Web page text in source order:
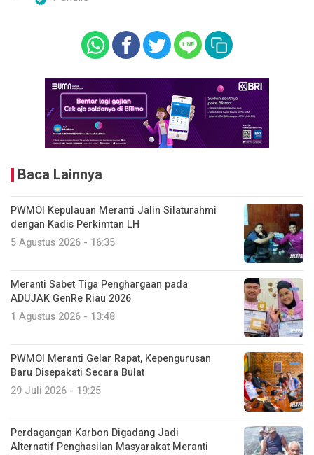
Baca Lainnya
PWMOI Kepulauan Meranti Jalin Silaturahmi
dengan Kadis Perkimtan LH
5 Agustus 2026 - 16:35
Meranti Sabet Tiga Penghargaan pada
ADUJAK GenRe Riau 2026
1 Agustus 2026 - 13:48
PWMOI Meranti Gelar Rapat, Kepengurusan
Baru Disepakati Secara Bulat
29 Juli 2026 - 19:25
Perdagangan Karbon Digadang Jadi
Alternatif Penghasilan Masyarakat Meranti